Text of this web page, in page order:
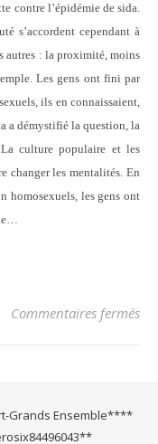
contre l’épidémie de sida.
s’accordent cependant à
autres : la proximité, moins
Les gens ont fini par
ils en connaissaient,
a démystifié la question, la
culture populaire et les
changer les mentalités. En
homosexuels, les gens ont
Commentaires fermés
Grands Ensemble****